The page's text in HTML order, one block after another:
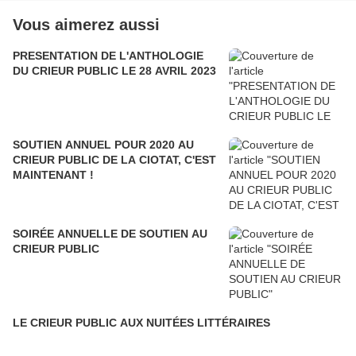
Vous aimerez aussi
PRESENTATION DE L'ANTHOLOGIE
DU CRIEUR PUBLIC LE 28 AVRIL 2023
SOUTIEN ANNUEL POUR 2020 AU
CRIEUR PUBLIC DE LA CIOTAT, C'EST
MAINTENANT !
SOIRÉE ANNUELLE DE SOUTIEN AU
CRIEUR PUBLIC
LE CRIEUR PUBLIC AUX NUITÉES LITTÉRAIRES